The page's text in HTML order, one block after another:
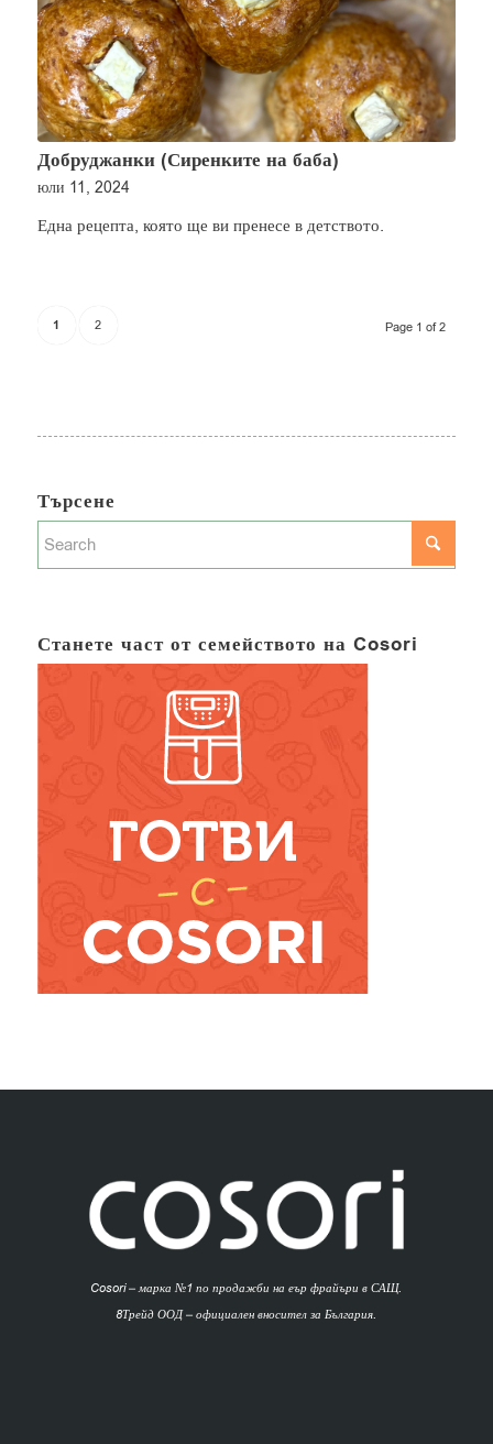
Добруджанки (Сиренките на баба)
юли 11, 2024
Една рецепта, която ще ви пренесе в детството.
Page 1 of 2
1 2
Търсене
Станете част от семейството на Cosori
Cosori – марка №1 по продажби на еър фрайъри в САЩ.
8Трейд ООД – официален вносител за България.